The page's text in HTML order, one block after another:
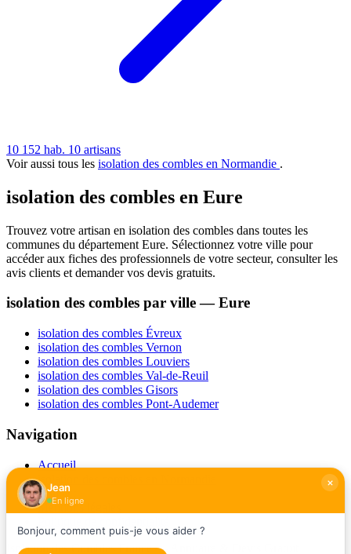
10 152 hab. 10 artisans
Voir aussi tous les isolation des combles en Normandie .
isolation des combles en Eure
Trouvez votre artisan en isolation des combles dans toutes les
communes du département Eure. Sélectionnez votre ville pour
accéder aux fiches des professionnels de votre secteur, consulter les
avis clients et demander vos devis gratuits.
isolation des combles par ville — Eure
isolation des combles Évreux
isolation des combles Vernon
isolation des combles Louviers
isolation des combles Val-de-Reuil
isolation des combles Gisors
isolation des combles Pont-Audemer
Navigation
Accueil
isolation des combles en Normandie
Contact
Mentions légales
Isolation des Combles France — Annuaire & Devis Gratuit
Jean
En ligne
Bonjour, comment puis-je vous aider ?